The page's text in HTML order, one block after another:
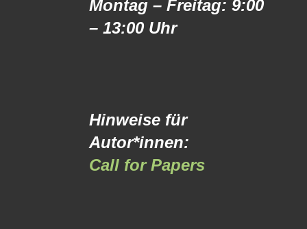
Montag – Freitag: 9:00
– 13:00 Uhr
Hinweise für
Autor*innen:
Call for Papers